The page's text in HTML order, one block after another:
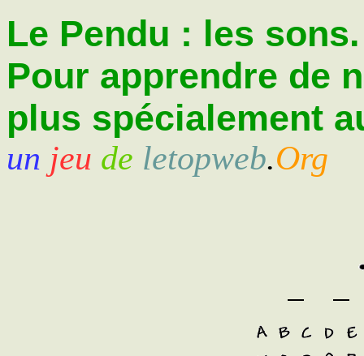
Le Pendu : les sons.
Pour apprendre de
plus spécialement
un jeu de letopweb.Org